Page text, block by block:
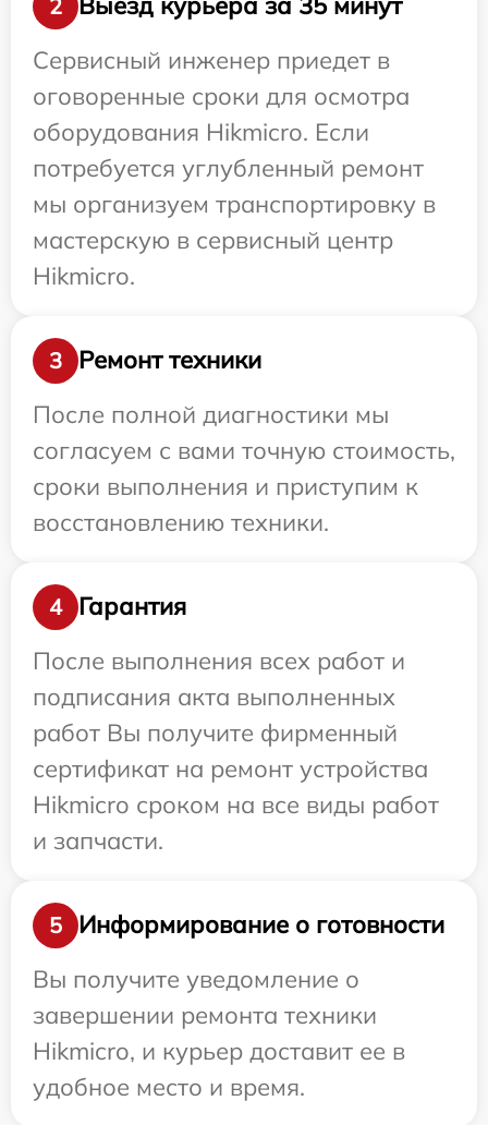
2
Сервисный инженер приедет в
оговоренные сроки для осмотра
оборудования Hikmicro. Если
потребуется углубленный ремонт
мы организуем транспортировку в
мастерскую в сервисный центр
Hikmicro.
3
Ремонт техники
После полной диагностики мы
согласуем с вами точную стоимость,
сроки выполнения и приступим к
восстановлению техники.
4
Гарантия
После выполнения всех работ и
подписания акта выполненных
работ Вы получите фирменный
сертификат на ремонт устройства
Hikmicro сроком на все виды работ
и запчасти.
5
Информирование о готовности
Вы получите уведомление о
завершении ремонта техники
Hikmicro, и курьер доставит ее в
удобное место и время.